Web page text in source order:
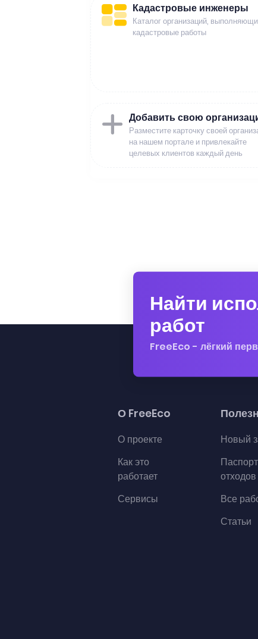
Кадастровые инженеры
Каталог организаций,
кадастровые работы
Добавить свою
Разместите карточку своей
на нашем портале и привлекайте
целевых клиентов каждый день
Найти
работ
FreeEco - лёгкий
О FreeEco
О проекте
Как это
работает
Сервисы
Новый
Паспорт
отходов
Все
Статьи